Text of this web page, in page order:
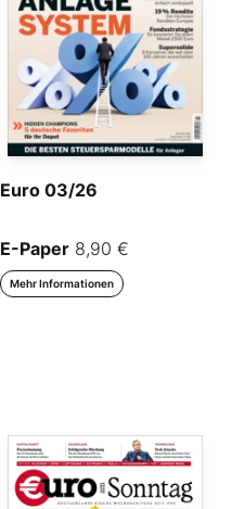
Euro 03/26
E-Paper 8,90 €
Mehr Informationen